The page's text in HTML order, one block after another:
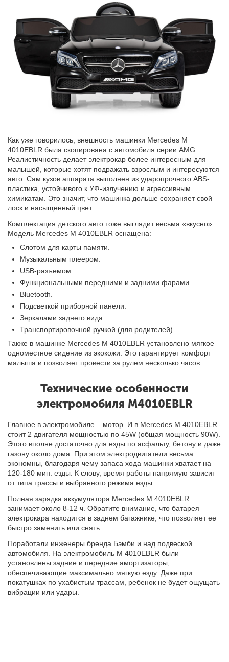
Как уже говорилось, внешность машинки Mercedes M
4010EBLR была скопирована с автомобиля серии AMG.
Реалистичность делает электрокар более интересным для
малышей, которые хотят подражать взрослым и интересуются
авто. Сам кузов аппарата выполнен из ударопрочного ABS-
пластика, устойчивого к УФ-излучению и агрессивным
химикатам. Это значит, что машинка дольше сохраняет свой
лоск и насыщенный цвет.
Комплектация детского авто тоже выглядит весьма «вкусно».
Модель Mercedes M 4010EBLR оснащена:
Слотом для карты памяти.
Музыкальным плеером.
USB-разъемом.
Функциональными передними и задними фарами.
Bluetooth.
Подсветкой приборной панели.
Зеркалами заднего вида.
Транспортировочной ручкой (для родителей).
Также в машинке Mercedes M 4010EBLR установлено мягкое
одноместное сидение из экокожи. Это гарантирует комфорт
малыша и позволяет провести за рулем несколько часов.
Технические особенности
электромобиля M4010EBLR
Главное в электромобиле – мотор. И в Mercedes M 4010EBLR
стоит 2 двигателя мощностью по 45W (общая мощность 90W).
Этого вполне достаточно для езды по асфальту, бетону и даже
газону около дома. При этом электродвигатели весьма
экономны, благодаря чему запаса хода машинки хватает на
120-180 мин. езды. К слову, время работы напрямую зависит
от типа трассы и выбранного режима езды.
Полная зарядка аккумулятора Mercedes M 4010EBLR
занимает около 8-12 ч. Обратите внимание, что батарея
электрокара находится в заднем багажнике, что позволяет ее
быстро заменить или снять.
Поработали инженеры бренда Бэмби и над подвеской
автомобиля. На электромобиль M 4010EBLRбыли
установлены задние и передние амортизаторы,
обеспечивающие максимально мягкую езду. Даже при
покатушках по ухабистым трассам, ребенок не будет ощущать
вибрации или удары.